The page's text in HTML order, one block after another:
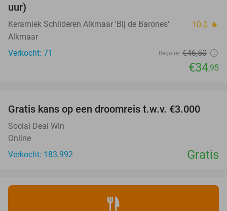
uur)
Keramiek Schilderen Alkmaar 'Bij de Barones' 10.0 star
Alkmaar
Verkocht: 71
Regulier €46,50
€34,95
Gratis kans op een droomreis t.w.v. €3.000
Social Deal Win
Online
Verkocht: 183.992
Gratis